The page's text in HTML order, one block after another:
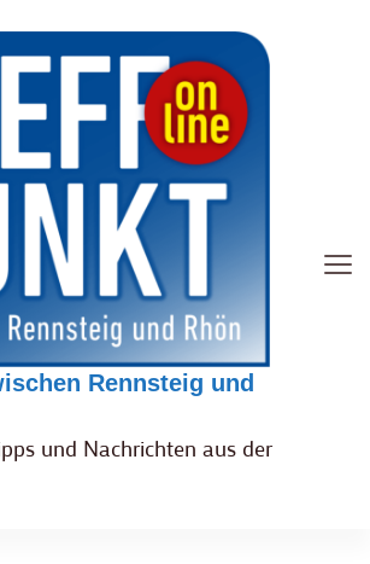
Rennsteig und
und Nachrichten aus der